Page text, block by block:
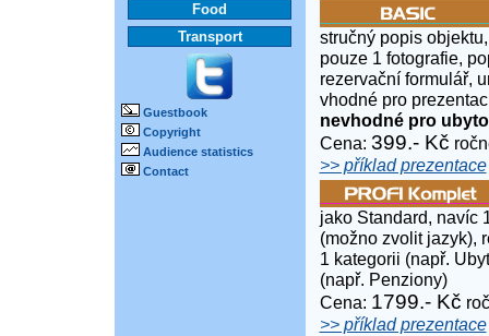
Food
Transport
Guestbook
Copyright
Audience statistics
Contact
stručný popis
pouze 1 fotografie,
rezervační formulář,
vhodné pro
nevhodné pro
Cena: 399.- Kč
>> příklad prezentace
jako Standard, navíc
(možno zvolit jazyk),
1 kategorii (např.
(např. Penziony)
Cena: 1799.- Kč
>> příklad prezentace